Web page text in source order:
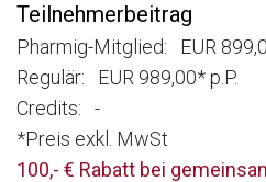
Teilnehmerbeitrag
Pharmig-Mitglied: EUR
Regulär: EUR 989,00* p.P.
Credits: -
*Preis exkl. MwSt
100,- € Rabatt bei